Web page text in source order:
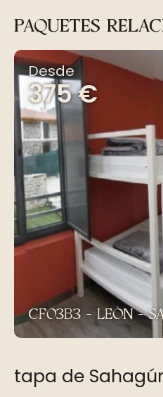
PAQUETES
Desde
375 €
CF03B3 - LEÓN -
tapa de